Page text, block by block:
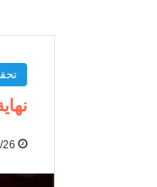
26